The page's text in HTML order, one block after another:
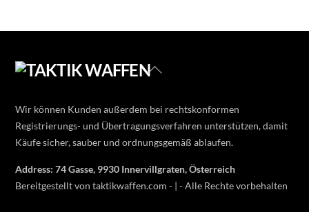
Back
Wir können Kunden außerdem bei rechtskonformen
Registrierungs- und Übertragungsverfahren unterstützen, damit
Käufe sicher, sauber und ordnungsgemäß ablaufen.
Address: 74 Gasse, 9930 Innervillgraten, Österreich
Bereitgestellt von taktikwaffen.com - | - Alle Rechte vorbehalten